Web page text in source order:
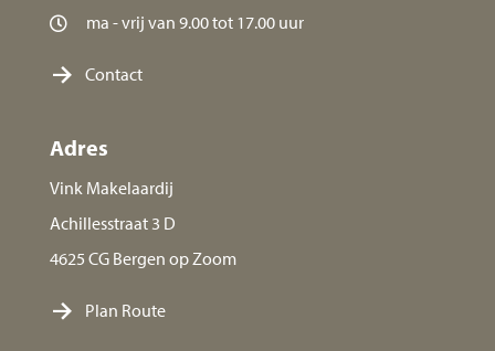
ma - vrij van 9.00 tot 17.00 uur
Contact
Adres
Vink Makelaardij
Achillesstraat 3 D
4625 CG Bergen op Zoom
Plan Route